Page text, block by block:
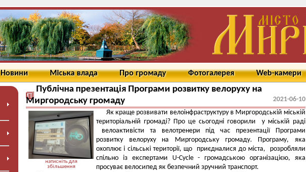
Новини Міська влада Про громаду Фотогалерея Web-камери
Публічна презентація Програми розвитку велоруху на
Миргородську громаду
2021-06-10
натисніть для
збільшення
Як краще розвивати велоінфраструктуру в Миргородській міській
територіальній громаді? Про це сьогодні говорили у міській раді
велоактивісти та велотренери під час презентації Програми
розвитку велоруху на Миргородську громаду. Програму, яка
охоплює і сільські території, що приєдналися до міста, розробляли
спільно із експертами U-Cycle - громадською організацією, яка
просуває велосипед як безпечний зручний транспорт.